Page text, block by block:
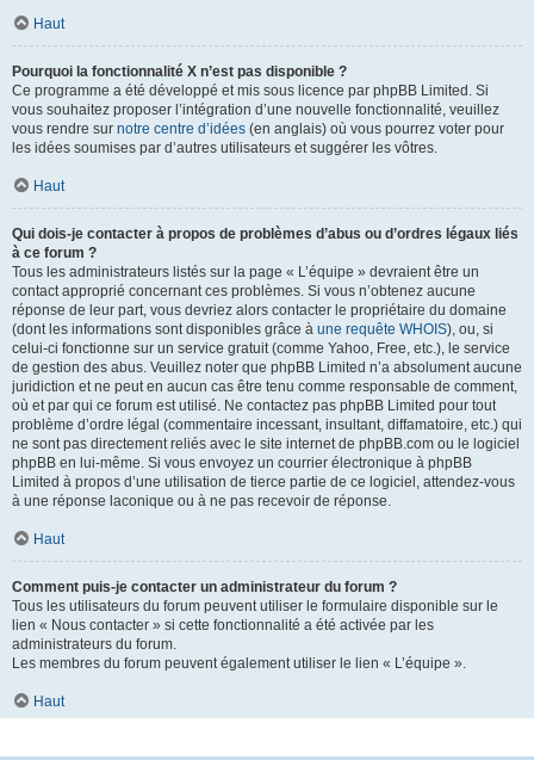
Haut
Pourquoi la fonctionnalité X n’est pas disponible ?
Ce programme a été développé et mis sous licence par phpBB Limited. Si
vous souhaitez proposer l’intégration d’une nouvelle fonctionnalité, veuillez
vous rendre sur notre centre d’idées (en anglais) où vous pourrez voter pour
les idées soumises par d’autres utilisateurs et suggérer les vôtres.
Haut
Qui dois-je contacter à propos de problèmes d’abus ou d’ordres légaux liés
à ce forum ?
Tous les administrateurs listés sur la page « L’équipe » devraient être un
contact approprié concernant ces problèmes. Si vous n’obtenez aucune
réponse de leur part, vous devriez alors contacter le propriétaire du domaine
(dont les informations sont disponibles grâce à une requête WHOIS), ou, si
celui-ci fonctionne sur un service gratuit (comme Yahoo, Free, etc.), le service
de gestion des abus. Veuillez noter que phpBB Limited n’a absolument aucune
juridiction et ne peut en aucun cas être tenu comme responsable de comment,
où et par qui ce forum est utilisé. Ne contactez pas phpBB Limited pour tout
problème d’ordre légal (commentaire incessant, insultant, diffamatoire, etc.) qui
ne sont pas directement reliés avec le site internet de phpBB.com ou le logiciel
phpBB en lui-même. Si vous envoyez un courrier électronique à phpBB
Limited à propos d’une utilisation de tierce partie de ce logiciel, attendez-vous
à une réponse laconique ou à ne pas recevoir de réponse.
Haut
Comment puis-je contacter un administrateur du forum ?
Tous les utilisateurs du forum peuvent utiliser le formulaire disponible sur le
lien « Nous contacter » si cette fonctionnalité a été activée par les
administrateurs du forum.
Les membres du forum peuvent également utiliser le lien « L’équipe ».
Haut